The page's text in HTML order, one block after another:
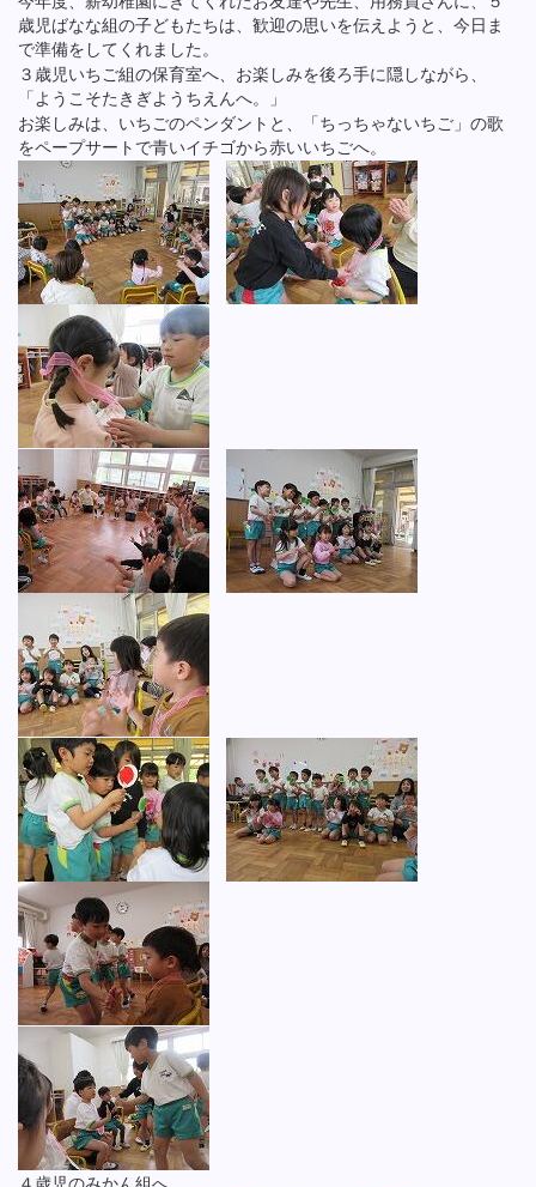
歳児ばなな組の子どもたちは、歓迎の思いを伝えようと、今日ま
で準備をしてくれました。
３歳児いちご組の保育室へ、お楽しみを後ろ手に隠しながら、
「ようこそたきぎようちえんへ。」
お楽しみは、いちごのペンダントと、「ちっちゃないちご」の歌
をペープサートで青いイチゴから赤いいちごへ。
４歳児のみかん組へ